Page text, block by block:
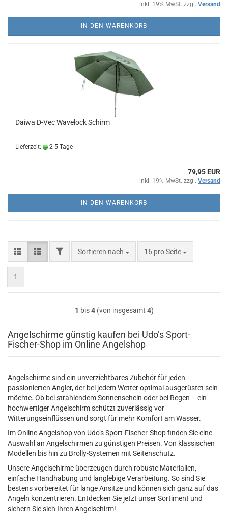
inkl. 19% MwSt. zzgl. Versand
IN DEN WARENKORB
Daiwa D-Vec Wavelock Schirm
Lieferzeit: 2-5 Tage
79,95 EUR
inkl. 19% MwSt. zzgl. Versand
IN DEN WARENKORB
FILTERSortieren nach
Sortieren nach 16 pro Seite
pro Seite
1
1 bis4(von insgesamt 4)
Angelschirme günstig kaufen bei Udo’s Sport-
Fischer-Shop im Online Angelshop
Angelschirme sind ein unverzichtbares Zubehör für jeden
passionierten Angler, der bei jedem Wetter optimal ausgerüstet sein
möchte. Ob bei strahlendem Sonnenschein oder bei Regen – ein
hochwertiger Angelschirm schützt zuverlässig vor
Witterungseinflüssen und sorgt für mehr Komfort am Wasser.
Im Online Angelshop von Udo’s Sport-Fischer-Shop finden Sie eine
Auswahl an Angelschirmen zu günstigen Preisen. Von klassischen
Modellen bis hin zu Brolly-Systemen mit Seitenschutz.
Unsere Angelschirme überzeugen durch robuste Materialien,
einfache Handhabung und langlebige Verarbeitung. So sind Sie
bestens vorbereitet für lange Ansitze und können sich ganz auf das
Angeln konzentrieren. Entdecken Sie jetzt unser Sortiment und
sichern Sie sich Ihren Angelschirm!